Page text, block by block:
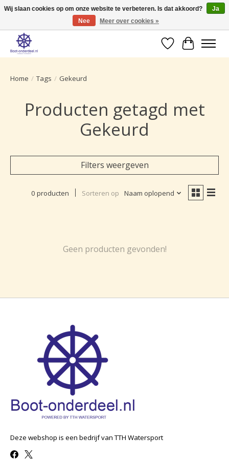
Ruime selectie producten voor uw boot onderhoud.
Verlanglijst
Home / Tags / Gekeurd
Producten getagd met
Gekeurd
Filters weergeven
0 producten Sorteren op Naam oplopend
Geen producten gevonden!
Deze webshop is een bedrijf van TTH Watersport
Wij slaan cookies op om onze website te verbeteren. Is dat akkoord?
Ja
Nee
Meer over cookies »